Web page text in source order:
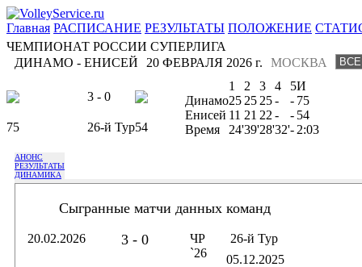
Главная РАСПИСАНИЕ РЕЗУЛЬТАТЫ ПОЛОЖЕНИЕ
ЧЕМПИОНАТ РОССИИ СУПЕРЛИГА
ДИНАМО - ЕНИСЕЙ
МОСКВА
20 ФЕВРАЛЯ 2026 г.
3 - 0
75 26-й Тур54
1 2 3 4 5И
Динамо25 25 25- - 75
Енисей 11 21 22 - - 54
Время
24'39'28'32'- 2:03
АНОНС
РЕЗУЛЬТАТЫ
ДИНАМИКА
Сыгранные матчи данных команд
20.02.2026 3 - 0
ЧР
`26
26-й Тур
05.12.2025